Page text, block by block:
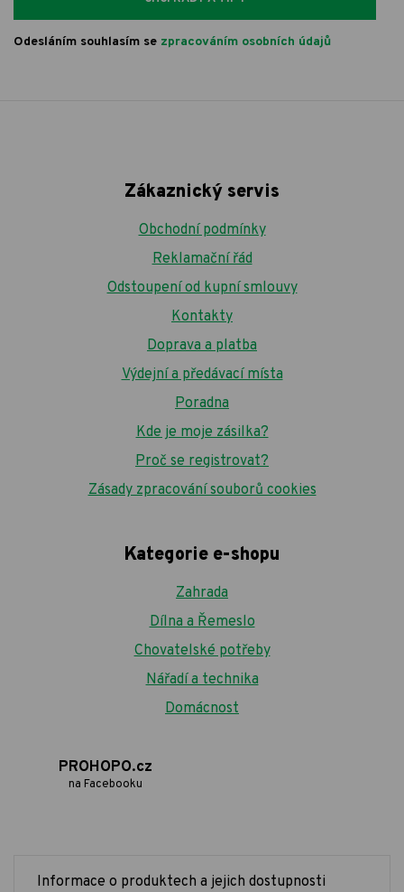
Odesláním souhlasím se zpracováním osobních údajů
Zákaznický servis
Obchodní podmínky
Reklamační řád
Odstoupení od kupní smlouvy
Kontakty
Doprava a platba
Výdejní a předávací místa
Poradna
Kde je moje zásilka?
Proč se registrovat?
Zásady zpracování souborů cookies
Kategorie e-shopu
Zahrada
Dílna a Řemeslo
Chovatelské potřeby
Nářadí a technika
Domácnost
PROHOPO.cz
na Facebooku
Informace o produktech a jejich dostupnosti